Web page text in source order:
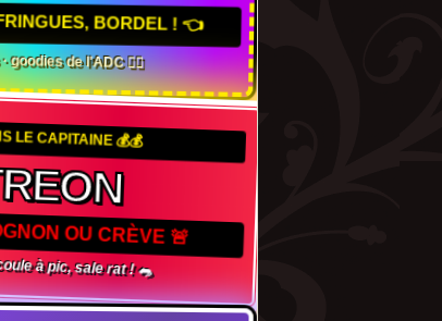
BORDEL ! 👈
goodies de l'ADC 🏴‍☠️
LE CAPITAINE 💰💰
OU CRÈVE 🚨
à pic, sale rat ! 🐀